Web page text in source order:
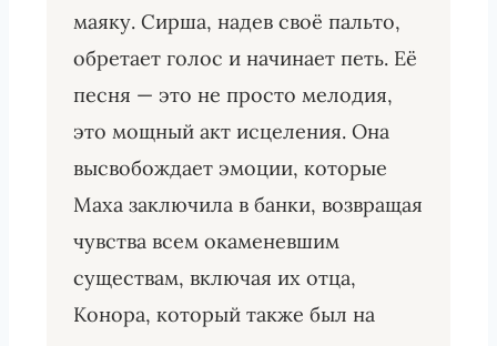
маяку. Сирша, надев своё пальто,
обретает голос и начинает петь. Её
песня — это не просто мелодия,
это мощный акт исцеления. Она
высвобождает эмоции, которые
Маха заключила в банки, возвращая
чувства всем окаменевшим
существам, включая их отца,
Конора, который также был на